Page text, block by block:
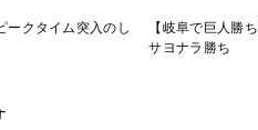
ークタイム突入のし
【岐阜で巨人勝
サヨナラ勝ち